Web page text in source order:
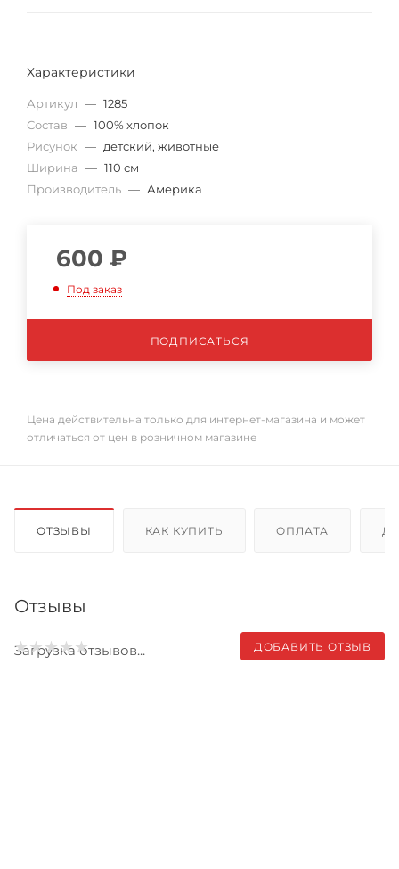
Характеристики
Артикул — 1285
Состав — 100% хлопок
Рисунок — детский, животные
Ширина — 110 см
Производитель — Америка
600 ₽
Под заказ
ПОДПИСАТЬСЯ
Цена действительна только для интернет-магазина и может
отличаться от цен в розничном магазине
ОТЗЫВЫ КАК КУПИТЬ ОПЛАТА
Отзывы
ДОБАВИТЬ ОТЗЫВ
Загрузка отзывов...